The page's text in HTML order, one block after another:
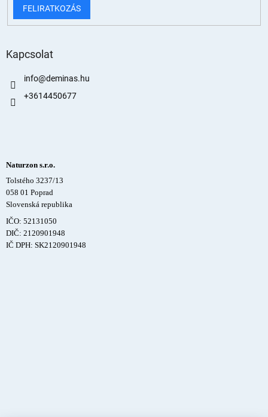
FELIRATKOZÁS
Kapcsolat
info@deminas.hu
+3614450677
Naturzon s.r.o.
Tolstého 3237/13
058 01 Poprad
Slovenská republika
IČO: 52131050
DIČ: 2120901948
IČ DPH: SK2120901948